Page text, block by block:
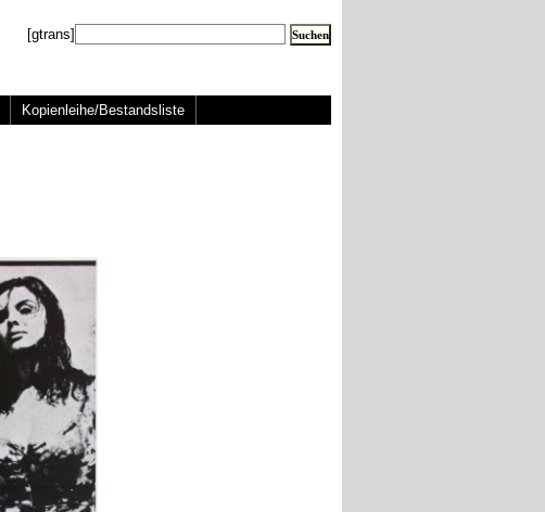
[gtrans]
Kopienleihe/Bestandsliste